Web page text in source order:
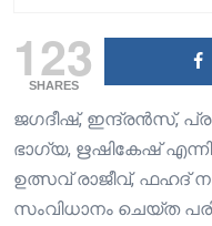
123
SHARES
ജഗദീഷ്, ഇന്ദ്രൻസ്,
ഭാഗ്യ, ഋഷികേഷ്
ഉത്സവ്‌ രാജീവ്, ഫഹദ്
സംവിധാനം ചെയ്ത